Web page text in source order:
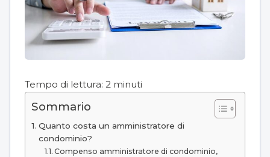
Tempo di lettura: 2 minuti
Sommario
Quanto costa un amministratore di
condominio?
Compenso amministratore di condominio,